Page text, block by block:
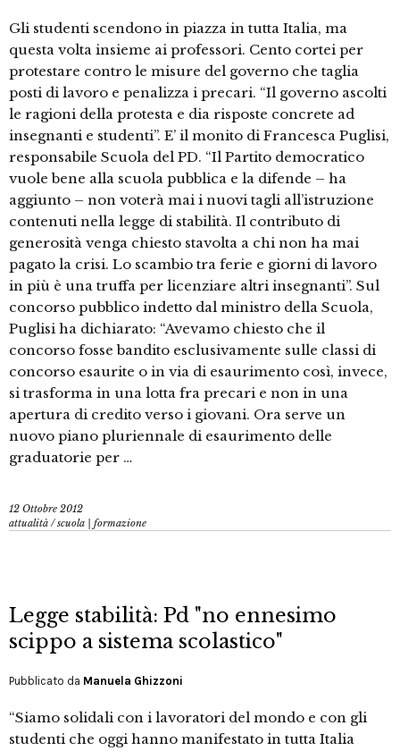
Gli studenti scendono in piazza in tutta Italia, ma
questa volta insieme ai professori. Cento cortei per
protestare contro le misure del governo che taglia
posti di lavoro e penalizza i precari. “Il governo ascolti
le ragioni della protesta e dia risposte concrete ad
insegnanti e studenti”. E’ il monito di Francesca Puglisi,
responsabile Scuola del PD. “Il Partito democratico
vuole bene alla scuola pubblica e la difende – ha
aggiunto – non voterà mai i nuovi tagli all’istruzione
contenuti nella legge di stabilità. Il contributo di
generosità venga chiesto stavolta a chi non ha mai
pagato la crisi. Lo scambio tra ferie e giorni di lavoro
in più è una truffa per licenziare altri insegnanti”. Sul
concorso pubblico indetto dal ministro della Scuola,
Puglisi ha dichiarato: “Avevamo chiesto che il
concorso fosse bandito esclusivamente sulle classi di
concorso esaurite o in via di esaurimento così, invece,
si trasforma in una lotta fra precari e non in una
apertura di credito verso i giovani. Ora serve un
nuovo piano pluriennale di esaurimento delle
graduatorie per …
12 Ottobre 2012
attualità /scuola | formazione
Legge stabilità: Pd "no ennesimo
scippo a sistema scolastico"
Pubblicato da Manuela Ghizzoni
“Siamo solidali con i lavoratori del mondo e con gli
studenti che oggi hanno manifestato in tutta Italia